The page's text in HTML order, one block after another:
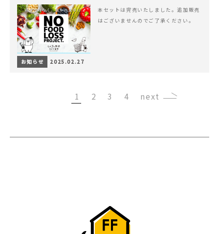
本セットは完売いたしました。追加販売
はございませんのでご了承ください。
お知らせ 2025.02.27
1 2 3 4 ›